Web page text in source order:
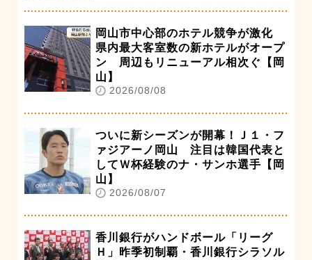
岡山市中心部のホテル競争が激化
県内最大客室数の新ホテルがオープ
ン 周辺もリニューアル相次ぐ【岡
山】
2026/08/08
ついに新シーズンが開幕！Ｊ１・フ
ァジアーノ岡山 注目は韓国代表と
してＷ杯経験のナ・サンホ選手【岡
山】
2026/08/07
香川銀行がハンドボール「リーグ
Ｈ」昨季初制覇・香川銀行シラソル